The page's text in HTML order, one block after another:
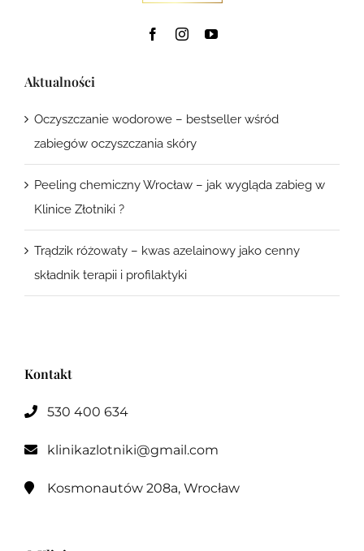
Aktualności
Oczyszczanie wodorowe – bestseller wśród
zabiegów oczyszczania skóry
Peeling chemiczny Wrocław – jak wygląda zabieg w
Klinice Złotniki ?
Trądzik różowaty – kwas azelainowy jako cenny
składnik terapii i profilaktyki
Kontakt
 530 400 634
 klinikazlotniki@gmail.com
 Kosmonautów 208a, Wrocław